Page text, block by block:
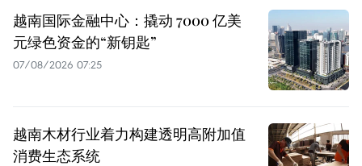
越南国际金融中心：撬动 7000 亿美
元绿色资金的“新钥匙”
07/08/2026 07:25
越南木材行业着力构建透明高附加值
消费生态系统